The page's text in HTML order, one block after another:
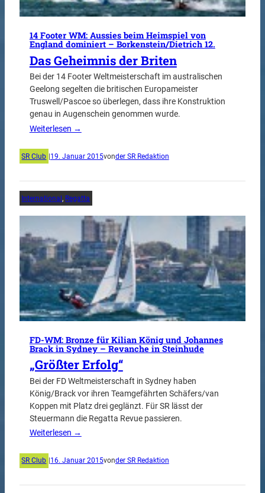
14 Footer WM: Aussies beim Heimspiel von
England dominiert – Borkenstein/Dietrich 12.
Das Geheimnis der Briten
Bei der 14 Footer Weltmeisterschaft im australischen
Geelong segelten die britischen Europameister
Truswell/Pascoe so überlegen, dass ihre Konstruktion
genau in Augenschein genommen wurde.
Weiterlesen →
SR Club |19. Januar 2015vonder SR Redaktion
International, Regatta
FD-WM: Bronze für Kilian König und Johannes
Brack in Sydney – Revanche in Steinhude
„Größter Erfolg“
Bei der FD Weltmeisterschaft in Sydney haben
König/Brack vor ihren Teamgefährten Schäfers/van
Koppen mit Platz drei geglänzt. Für SR lässt der
Steuermann die Regatta Revue passieren.
Weiterlesen →
SR Club 16. Januar 2015vonder SR Redaktion